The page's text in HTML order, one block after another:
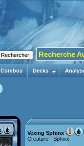
Recherche
Combos Decks
Vexing Sphinx
Creature - Sphinx